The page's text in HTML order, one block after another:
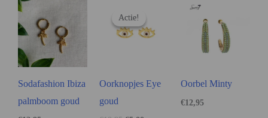
Sodafashion Ibiza
palmboom goud
Actie!
Actie!
Oorknopjes Eye
goud
Oorbel Minty
€12,95